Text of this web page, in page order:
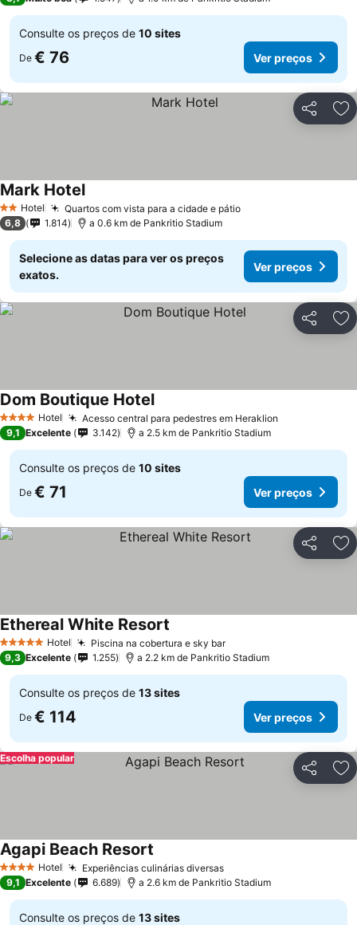
Consulte os preços de 10 sites
De € 76 Ver preços
Partilhar
2 Estrelas
Hotel Quartos com vista para a cidade e pátioVer preços
Mark HotelVer preços
6,8 1.814 a 0.6 km de Pankritio Stadium
Selecione as datas para ver os preços
exatos.
Ver preços
Partilhar
4 EstrelasHotel Acesso central para pedestres em Heraklion
Dom Boutique HotelVer preços
9,1 Excelente 3.142 a 2.5 km de Pankritio Stadium
Consulte os preços de 10 sites
De € 71 Ver preços
Partilhar
5 Estrelas Hotel Piscina na cobertura e sky barVer preços
Ethereal White Resort
9,3 Excelente 1.255 a 2.2 km de Pankritio Stadium
Consulte os preços de 13 sites
De € 114 Ver preços
Partilhar
Escolha popular
4 EstrelasHotel Experiências culinárias diversasVer preços
Agapi Beach Resort
9,1 Excelente 6.689 a 2.6 km de Pankritio Stadium
Consulte os preços de 13 sites